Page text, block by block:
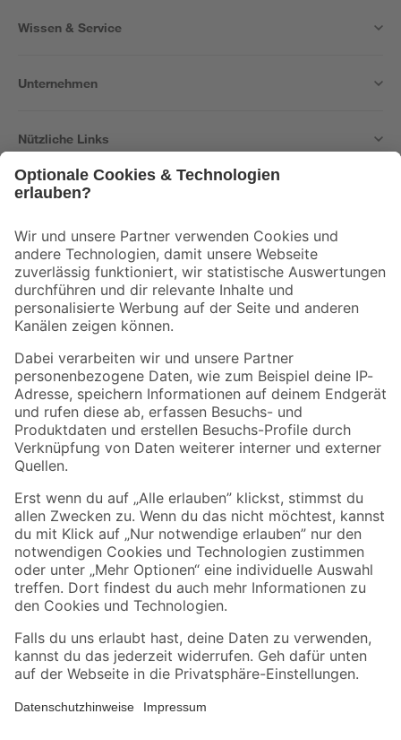
Wissen & Service
Unternehmen
Nützliche Links
Der toom Newsletter: Keine Angebote und Aktionen mehr verpassen!
Zur Newsletter Anmeldung
Folge uns
Zahlungsarten Versandarten
Sicher einkaufen
Jetzt die toom-App herunterladen
Alle Preisangaben in EUR inkl. gesetzl. MwSt.. Die dargestellten Angebote sind unter
Umständen nicht in allen Märkten verfügbar. Die angegebenen Verfügbarkeiten beziehen
Produkte nur solange der Vorrat reicht.
*Paketversand ab 59 € versandkostenfrei, gilt nicht für Artikel mit Speditionsversand, hier